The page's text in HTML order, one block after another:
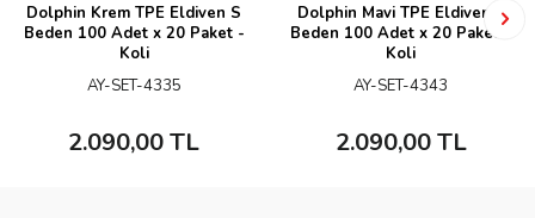
Dolphin Krem TPE Eldiven S
Beden 100 Adet x 20 Paket -
Koli
AY-SET-4335
2.090,00TL
Dolphin Mavi TPE Eldiven L
Beden 100 Adet x 20 Paket -
Koli
AY-SET-4343
2.090,00TL